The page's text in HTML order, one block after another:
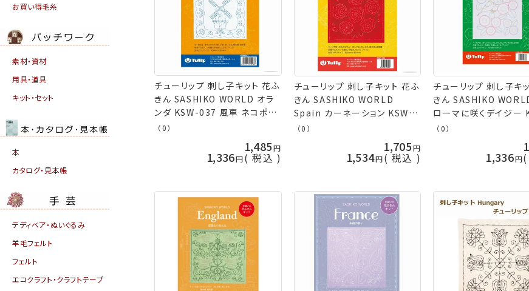
お買い得毛糸
素材・資材
用具・道具
キット・セット
本
カタログ・見本帳
テディベア・ぬいぐるみ
羊毛フェルト
フェルト
エコクラフト・クラフトテープ
チューリップ 刺し子キット 花ふ
きん SASHIKO WORLD オラ
ンダ KSW-037 風車 ネコポス
可 取寄せ商品 terai 手芸の山
（0）
1,485
1,336 税込
チューリップ 刺し子キット 花ふ
きん SASHIKO WORLD
Spain カーネーション KSW-
036 スペイン キット 刺し子 ネ
（0）
1,705
1,534 税込
チューリップ 刺し子キ
きん SASHIKO
ローマに咲くデイジー
030 イタリア ネコポス可
（0）
1,336